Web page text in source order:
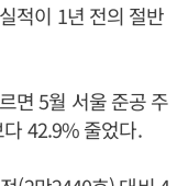
적이 1년 전의 절반
면 5월 서울 준공 주
42.9% 줄었다.